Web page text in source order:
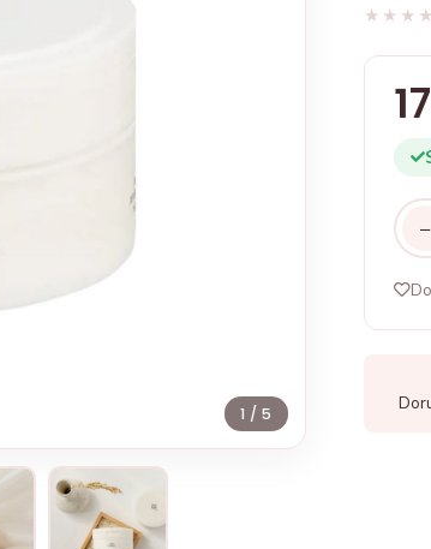
1 / 5
−